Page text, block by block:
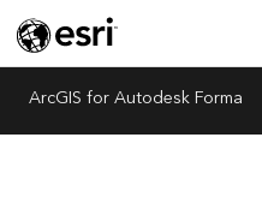
ArcGIS for Autodesk Forma